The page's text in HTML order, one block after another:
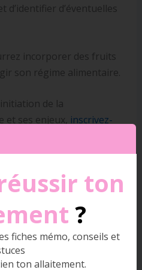
d’identifier d’éventuelles
incorporer des fruits
son régime alimentaire.
de la
ses enjeux, inscrivez-
à 4 mois : quelles
ton
?
fiches mémo, conseils et
ton allaitement.